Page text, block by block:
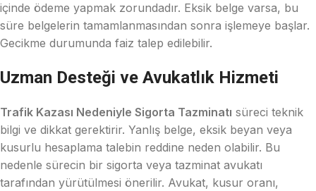
içinde ödeme yapmak zorundadır. Eksik belge varsa, bu
süre belgelerin tamamlanmasından sonra işlemeye başlar.
Gecikme durumunda faiz talep edilebilir.
Uzman Desteği ve Avukatlık Hizmeti
Trafik Kazası Nedeniyle Sigorta Tazminatı süreci teknik
bilgi ve dikkat gerektirir. Yanlış belge, eksik beyan veya
kusurlu hesaplama talebin reddine neden olabilir. Bu
nedenle sürecin bir sigorta veya tazminat avukatı
tarafından yürütülmesi önerilir. Avukat, kusur oranı,